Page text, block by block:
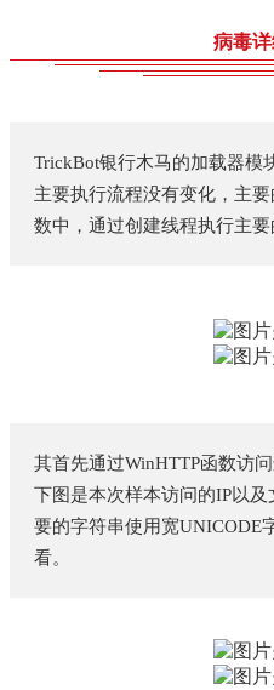
病毒
TrickBot银行木马的加载器模
主要执行流程没有变化，主
数中，通过创建线程执行主要
其首先通过WinHTTP函数访
下图是本次样本访问的IP以
要的字符串使用宽UNICODE
看。